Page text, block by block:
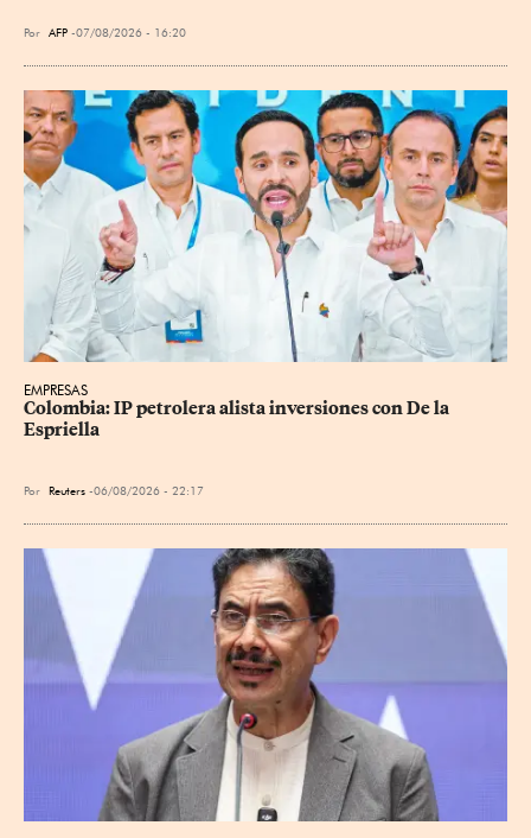
Por AFP 07/08/2026 - 16:20
EMPRESAS
Colombia: IP petrolera alista inversiones con De la
Espriella
Por Reuters 06/08/2026 - 22:17